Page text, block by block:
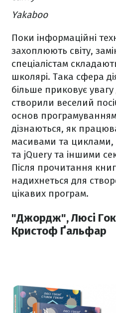
Yakaboo
Поки інформаційні
захоплюють світу,
спеціалістам
школярі. Така сфера
більше приковує увагу
створили веселий
основ
дізнаються, як
масивами та циклами,
та jQuery та іншими
Після прочитання
надихнеться для
цікавих програм.
"Джордж", Люсі
Кристоф Ґальфар